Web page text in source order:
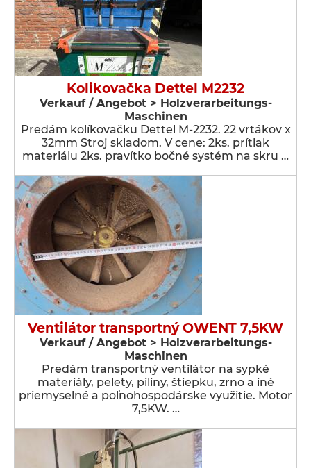
Kolikovačka Dettel M2232
Verkauf / Angebot > Holzverarbeitungs-
Maschinen
Predám kolíkovačku Dettel M-2232. 22 vrtákov x
32mm Stroj skladom. V cene: 2ks. prítlak
materiálu 2ks. pravítko bočné systém na skru …
Ventilátor transportný OWENT 7,5KW
Verkauf / Angebot > Holzverarbeitungs-
Maschinen
Predám transportný ventilátor na sypké
materiály, pelety, piliny, štiepku, zrno a iné
priemyselné a poľnohospodárske využitie. Motor
7,5KW. …